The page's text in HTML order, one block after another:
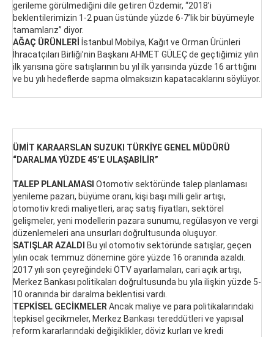
gerileme görülmediğini dile getiren Özdemir, “2018’i
beklentilerimizin 1-2 puan üstünde yüzde 6-7’lik bir büyümeyle
tamamlarız” diyor.
AĞAÇ ÜRÜNLERİ
İstanbul Mobilya, Kağıt ve Orman Ürünleri
İhracatçıları Birliği’nin Başkanı AHMET GÜLEÇ de geçtiğimiz yılın
ilk yarısına göre satışlarının bu yıl ilk yarısında yüzde 16 arttığını
ve bu yılı hedeflerde sapma olmaksızın kapatacaklarını söylüyor.
ÜMİT KARAARSLAN SUZUKI TÜRKİYE GENEL MÜDÜRÜ
“DARALMA YÜZDE 45’E ULAŞABİLİR”
TALEP PLANLAMASI Otomotiv sektöründe talep planlaması
yenileme pazarı, büyüme oranı, kişi başı milli gelir artışı,
otomotiv kredi maliyetleri, araç satış fiyatları, sektörel
gelişmeler, yeni modellerin pazara sunumu, regülasyon ve vergi
düzenlemeleri ana unsurları doğrultusunda oluşuyor.
SATIŞLAR AZALDI
Bu yıl otomotiv sektöründe satışlar, geçen
yılın ocak temmuz dönemine göre yüzde 16 oranında azaldı.
2017 yılı son çeyreğindeki ÖTV ayarlamaları, cari açık artışı,
Merkez Bankası politikaları doğrultusunda bu yıla ilişkin yüzde 5-
10 oranında bir daralma beklentisi vardı.
TEPKİSEL GECİKMELERAncak maliye ve para politikalarındaki
tepkisel gecikmeler, Merkez Bankası tereddütleri ve yapısal
reform kararlarındaki değişiklikler, döviz kurları ve kredi